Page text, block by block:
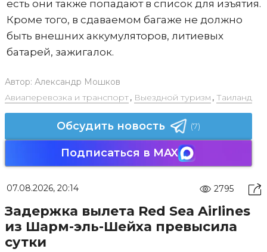
есть они также попадают в список для изъятия.
Кроме того, в сдаваемом багаже не должно
быть внешних аккумуляторов, литиевых
батарей, зажигалок.
Автор: Александр Мошков
Авиаперевозка и транспорт, Выездной туризм , Таиланд
Обсудить новость (7)
Подписаться в MAX
07.08.2026, 20:14 2795
Задержка вылета Red Sea Airlines
из Шарм-эль-Шейха превысила
сутки